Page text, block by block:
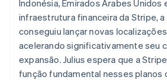
Indonésia, Emirados Árabes Unidos
infraestrutura financeira da Stripe,
conseguiu lançar novas
acelerando significativamente seu
expansão. Julius espera que a
função fundamental nesses planos